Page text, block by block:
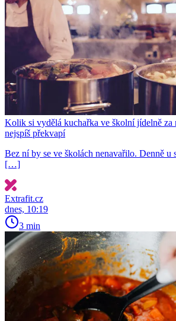
Kolik si vydělá kuchařka ve školní jídelně za
nejspíš překvapí
Bez ní by se ve školách nenavařilo. Denně u
[…]
Extrafit.cz
dnes, 10:19
3 min